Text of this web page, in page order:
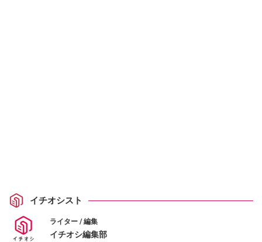
イチオシスト
ライター / 編集
イチオシ編集部